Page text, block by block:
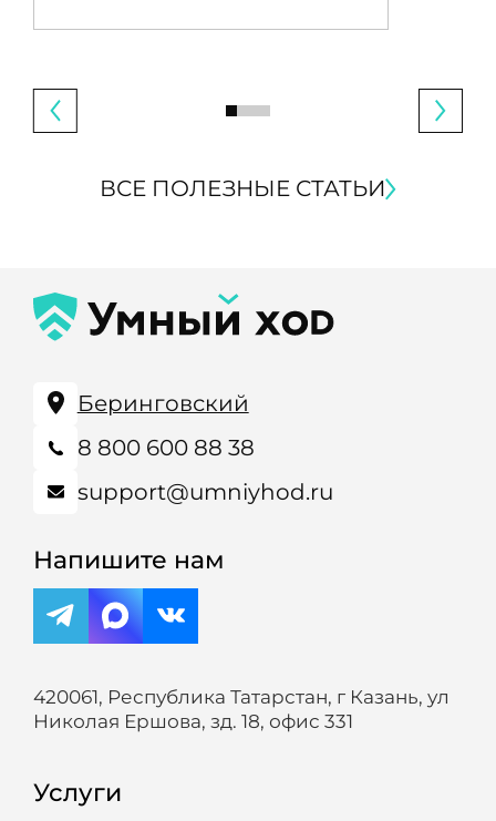
ВСЕ ПОЛЕЗНЫЕ СТАТЬИ
Беринговский
8 800 600 88 38
support@umniyhod.ru
Напишите нам
420061, Республика Татарстан, г Казань, ул
Николая Ершова, зд. 18, офис 331
Услуги